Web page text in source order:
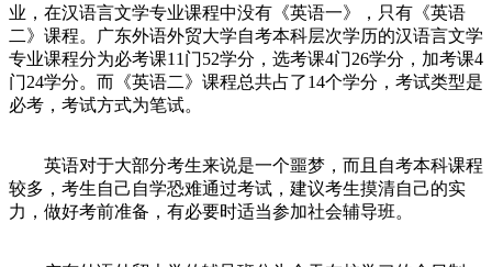
业，在汉语言文学专业课程中没有《英语一》，只有《英语
二》课程。广东外语外贸大学自考本科层次学历的汉语言文学
专业课程分为必考课11门52学分，选考课4门26学分，加考课4
门24学分。而《英语二》课程总共占了14个学分，考试类型是
必考，考试方式为笔试。
英语对于大部分考生来说是一个噩梦，而且自考本科课程
较多，考生自己自学恐难通过考试，建议考生摸清自己的实
力，做好考前准备，有必要时适当参加社会辅导班。